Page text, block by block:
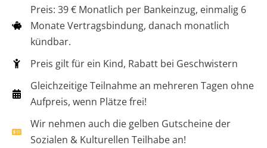
Preis: 39 € Monatlich per Bankeinzug, einmalig 6
Monate Vertragsbindung, danach monatlich
kündbar.
Preis gilt für ein Kind, Rabatt bei Geschwistern
Gleichzeitige Teilnahme an mehreren Tagen ohne
Aufpreis, wenn Plätze frei!
Wir nehmen auch die gelben Gutscheine der
Sozialen & Kulturellen Teilhabe an!